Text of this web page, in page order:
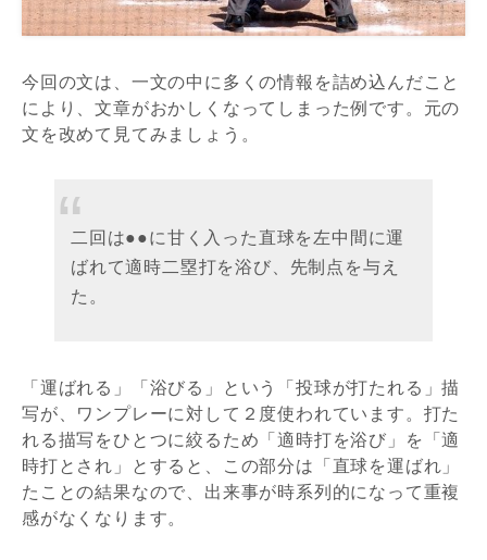
今回の文は、一文の中に多くの情報を詰め込んだこと
により、文章がおかしくなってしまった例です。元の
文を改めて見てみましょう。
二回は●●に甘く入った直球を左中間に運
ばれて適時二塁打を浴び、先制点を与え
た。
「運ばれる」「浴びる」という「投球が打たれる」描
写が、ワンプレーに対して２度使われています。打た
れる描写をひとつに絞るため「適時打を浴び」を「適
時打とされ」とすると、この部分は「直球を運ばれ」
たことの結果なので、出来事が時系列的になって重複
感がなくなります。